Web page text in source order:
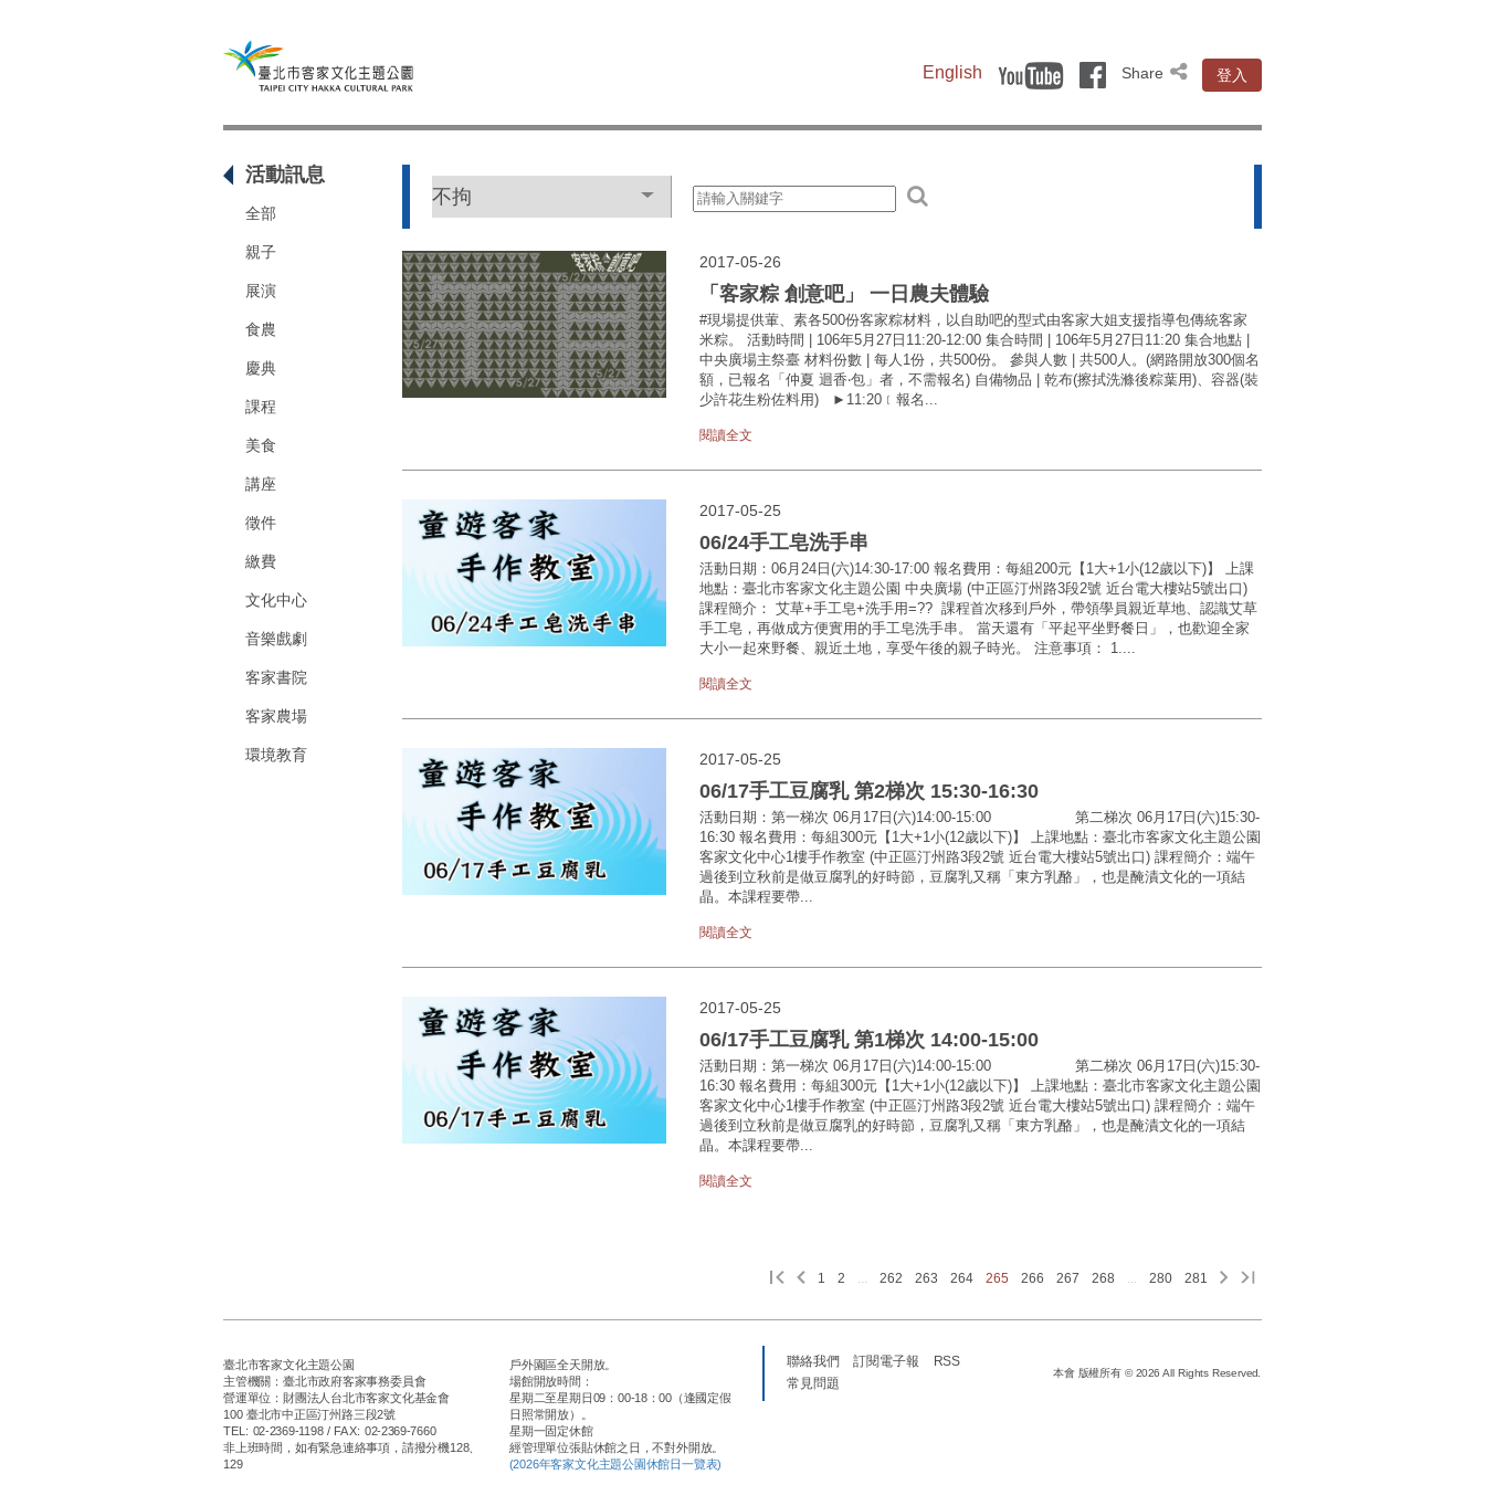
English Share 登入
活動訊息
全部
親子
展演
食農
慶典
課程
美食
講座
徵件
繳費
文化中心
音樂戲劇
客家書院
客家農場
環境教育
2017-05-26
「客家粽 創意吧」 一日農夫體驗
#現場提供葷、素各500份客家粽材料，以自助吧的型式由客家大姐支援指導包傳統客家
米粽。 活動時間 | 106年5月27日11:20-12:00 集合時間 | 106年5月27日11:20 集合地點 |
中央廣場主祭臺 材料份數 | 每人1份，共500份。 參與人數 | 共500人。(網路開放300個名
額，已報名「仲夏 迴香‧包」者，不需報名) 自備物品 | 乾布(擦拭洗滌後粽葉用)、容器(裝
少許花生粉佐料用) ►11:20﹝報名...
閱讀全文
2017-05-25
06/24手工皂洗手串
活動日期：06月24日(六)14:30-17:00 報名費用：每組200元【1大+1小(12歲以下)】 上課
地點：臺北市客家文化主題公園 中央廣場 (中正區汀州路3段2號 近台電大樓站5號出口)
課程簡介： 艾草+手工皂+洗手用=?? 課程首次移到戶外，帶領學員親近草地、認識艾草
手工皂，再做成方便實用的手工皂洗手串。 當天還有「平起平坐野餐日」，也歡迎全家
大小一起來野餐、親近土地，享受午後的親子時光。 注意事項： 1....
閱讀全文
2017-05-25
06/17手工豆腐乳 第2梯次 15:30-16:30
活動日期：第一梯次 06月17日(六)14:00-15:00 第二梯次 06月17日(六)15:30-
16:30 報名費用：每組300元【1大+1小(12歲以下)】 上課地點：臺北市客家文化主題公園
客家文化中心1樓手作教室 (中正區汀州路3段2號 近台電大樓站5號出口) 課程簡介：端午
過後到立秋前是做豆腐乳的好時節，豆腐乳又稱「東方乳酪」，也是醃漬文化的一項結
晶。本課程要帶...
閱讀全文
2017-05-25
06/17手工豆腐乳 第1梯次 14:00-15:00
活動日期：第一梯次 06月17日(六)14:00-15:00 第二梯次 06月17日(六)15:30-
16:30 報名費用：每組300元【1大+1小(12歲以下)】 上課地點：臺北市客家文化主題公園
客家文化中心1樓手作教室 (中正區汀州路3段2號 近台電大樓站5號出口) 課程簡介：端午
過後到立秋前是做豆腐乳的好時節，豆腐乳又稱「東方乳酪」，也是醃漬文化的一項結
晶。本課程要帶...
閱讀全文
1 2 ... 262 263 264 265 266 267 268 ... 280 281
臺北市客家文化主題公園
主管機關：臺北市政府客家事務委員會
營運單位：財團法人台北市客家文化基金會
100 臺北市中正區汀州路三段2號
TEL: 02-2369-1198 / FAX: 02-2369-7660
非上班時間，如有緊急連絡事項，請撥分機128、
129
戶外園區全天開放。
場館開放時間：
星期二至星期日09：00-18：00（逢國定假
日照常開放）。
星期一固定休館
經管理單位張貼休館之日，不對外開放。
(2026年客家文化主題公園休館日一覽表)
聯絡我們 訂閱電子報
RSS
常見問題
本會 版權所有 © 2026 All Rights Reserved.